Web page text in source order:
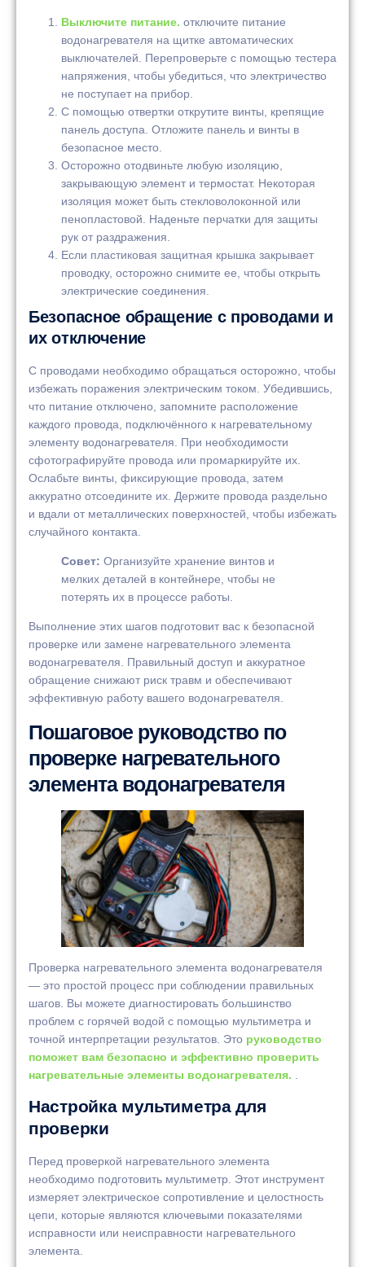
Выключите питание. отключите питание
водонагревателя на щитке автоматических
выключателей. Перепроверьте с помощью тестера
напряжения, чтобы убедиться, что электричество
не поступает на прибор.
С помощью отвертки открутите винты, крепящие
панель доступа. Отложите панель и винты в
безопасное место.
Осторожно отодвиньте любую изоляцию,
закрывающую элемент и термостат. Некоторая
изоляция может быть стекловолоконной или
пенопластовой. Наденьте перчатки для защиты
рук от раздражения.
Если пластиковая защитная крышка закрывает
проводку, осторожно снимите ее, чтобы открыть
электрические соединения.
Безопасное обращение с проводами и
их отключение
С проводами необходимо обращаться осторожно, чтобы
избежать поражения электрическим током. Убедившись,
что питание отключено, запомните расположение
каждого провода, подключённого к нагревательному
элементу водонагревателя. При необходимости
сфотографируйте провода или промаркируйте их.
Ослабьте винты, фиксирующие провода, затем
аккуратно отсоедините их. Держите провода раздельно
и вдали от металлических поверхностей, чтобы избежать
случайного контакта.
Совет: Организуйте хранение винтов и
мелких деталей в контейнере, чтобы не
потерять их в процессе работы.
Выполнение этих шагов подготовит вас к безопасной
проверке или замене нагревательного элемента
водонагревателя. Правильный доступ и аккуратное
обращение снижают риск травм и обеспечивают
эффективную работу вашего водонагревателя.
Пошаговое руководство по
проверке нагревательного
элемента водонагревателя
Проверка нагревательного элемента водонагревателя
— это простой процесс при соблюдении правильных
шагов. Вы можете диагностировать большинство
проблем с горячей водой с помощью мультиметра и
точной интерпретации результатов. Это руководство
поможет вам безопасно и эффективно проверить
нагревательные элементы водонагревателя.
Настройка мультиметра для
проверки
Перед проверкой нагревательного элемента
необходимо подготовить мультиметр. Этот инструмент
измеряет электрическое сопротивление и целостность
цепи, которые являются ключевыми показателями
исправности или неисправности нагревательного
элемента.